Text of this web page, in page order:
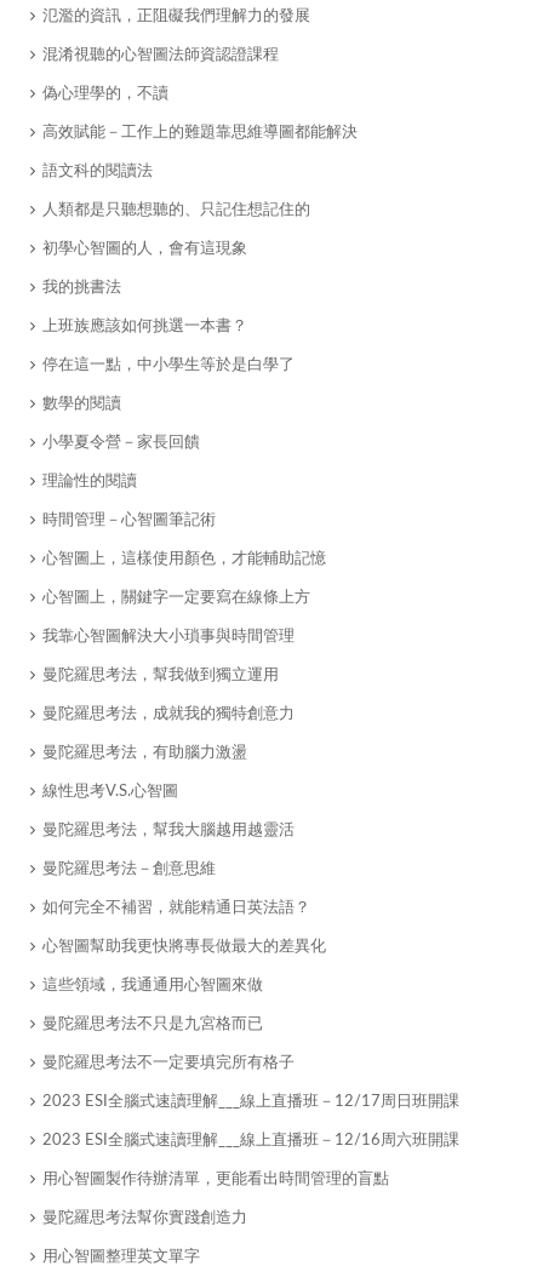
氾濫的資訊，正阻礙我們理解力的發展
混淆視聽的心智圖法師資認證課程
偽心理學的，不讀
高效賦能－工作上的難題靠思維導圖都能解決
語文科的閱讀法
人類都是只聽想聽的、只記住想記住的
​初學心智圖的人，會有這現象
我的挑書法
上班族應該如何挑選一本書？
​停在這一點，中小學生等於是白學了
​數學的閱讀
小學夏令營－家長回饋
理論性的閱讀
​時間管理－心智圖筆記術
心智圖上，這樣使用顏色，才能輔助記憶
心智圖上，關鍵字一定要寫在線條上方
我靠心智圖解決大小瑣事與時間管理
曼陀羅思考法，幫我做到獨立運用
曼陀羅思考法，成就我的獨特創意力
曼陀羅思考法，有助腦力激盪
線性思考V.S.心智圖
曼陀羅思考法，幫我大腦越用越靈活
曼陀羅思考法－創意思維
如何完全不補習，就能精通日英法語？
心智圖幫助我更快將專長做最大的差異化
​這些領域，我通通用心智圖來做
曼陀羅思考法不只是九宮格而已
曼陀羅思考法不一定要填完所有格子
2023 ESI全腦式速讀理解___線上直播班－12/17周日班開課
2023 ESI全腦式速讀理解___線上直播班－12/16周六班開課
用心智圖製作待辦清單，更能看出時間管理的盲點
曼陀羅思考法幫你實踐創造力
​用心智圖整理英文單字